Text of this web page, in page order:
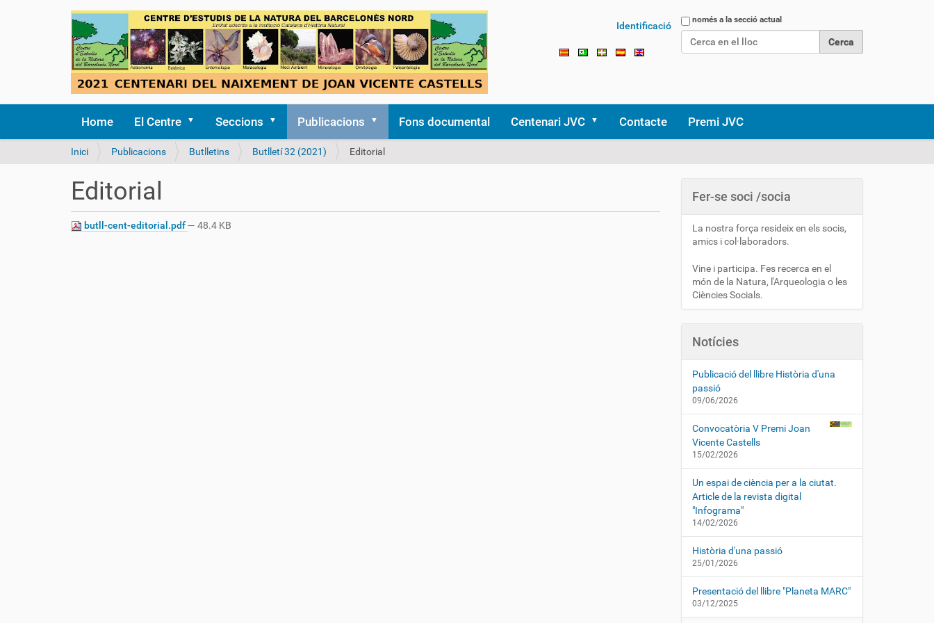
Cercanomés a la secció actual
Identificació
Home El Centre Seccions Publicacions Fons documental Centenari JVC Contacte Premi JVC
S
a
Inici Publicacions Butlletins Butlletí 32 (2021) Editorial
Editorial
butll-cent-editorial.pdf— 48.4 KB
Fer-se soci /socia
La nostra força resideix en els socis,
amics i col·laboradors.
Vine i participa. Fes recerca en el
món de la Natura, l'Arqueologia o les
Ciències Socials.
Notícies
Publicació del llibre Història d'una
passió
09/06/2026
Convocatòria V Premi Joan
Vicente Castells
15/02/2026
Un espai de ciència per a la ciutat.
Article de la revista digital
"Infograma"
14/02/2026
Història d'una passió
25/01/2026
Presentació del llibre "Planeta MARC"
03/12/2025